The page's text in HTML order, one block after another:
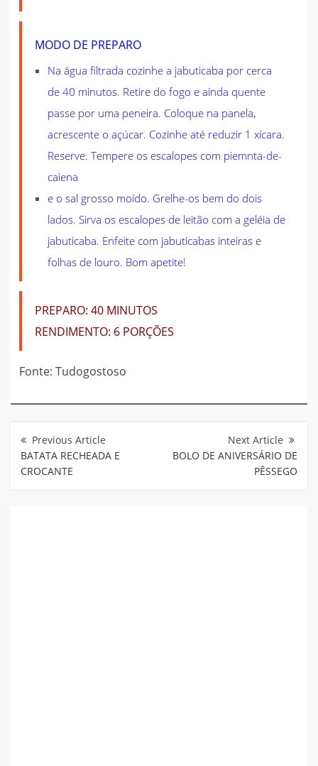
MODO DE PREPARO
Na água filtrada cozinhe a jabuticaba por cerca
de 40 minutos. Retire do fogo e ainda quente
passe por uma peneira. Coloque na panela,
acrescente o açúcar. Cozinhe até reduzir 1 xícara.
Reserve. Tempere os escalopes com piemnta-de-
caiena
e o sal grosso moído. Grelhe-os bem do dois
lados. Sirva os escalopes de leitão com a geléia de
jabuticaba. Enfeite com jabuticabas inteiras e
folhas de louro. Bom apetite!
PREPARO: 40 MINUTOS
RENDIMENTO: 6 PORÇÕES
Fonte: Tudogostoso
de
Post
BATATA RECHEADA E
CROCANTE
BOLO DE ANIVERSÁRIO DE
PÊSSEGO